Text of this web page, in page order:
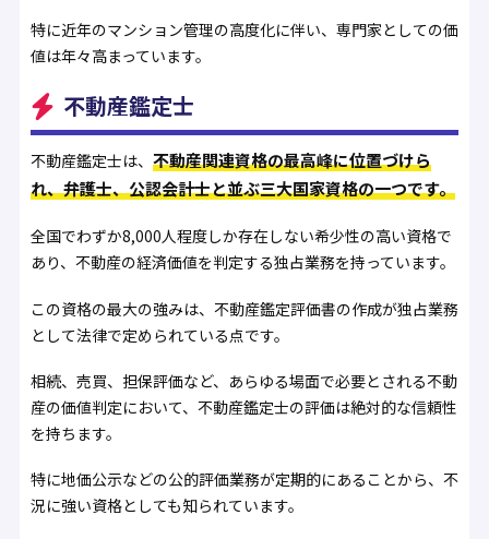
特に近年のマンション管理の高度化に伴い、専門家としての価
値は年々高まっています。
不動産鑑定士
不動産鑑定士は、 不動産関連資格の最高峰に位置づけら
れ、弁護士、公認会計士と並ぶ三大国家資格の一つです。
全国でわずか8,000人程度しか存在しない希少性の高い資格で
あり、不動産の経済価値を判定する独占業務を持っています。
この資格の最大の強みは、不動産鑑定評価書の作成が独占業務
として法律で定められている点です。
相続、売買、担保評価など、あらゆる場面で必要とされる不動
産の価値判定において、不動産鑑定士の評価は絶対的な信頼性
を持ちます。
特に地価公示などの公的評価業務が定期的にあることから、不
況に強い資格としても知られています。